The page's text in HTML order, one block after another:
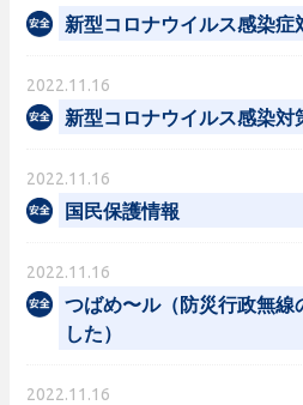
新型コロナウイルス感染症
2022.11.16
新型コロナウイルス感染対
2022.11.16
国民保護情報
2022.11.16
つばめ〜ル（防災行政無線
した）
2022.11.16